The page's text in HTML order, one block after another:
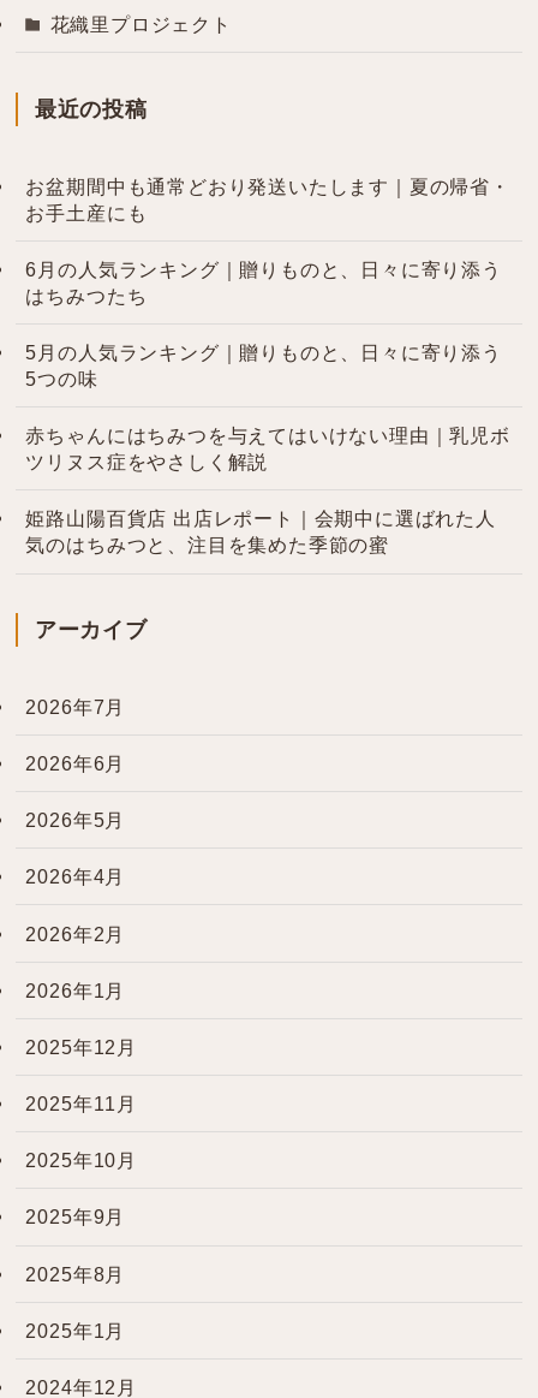
花織里プロジェクト
最近の投稿
お盆期間中も通常どおり発送いたします｜夏の帰省・
お手土産にも
6月の人気ランキング｜贈りものと、日々に寄り添う
はちみつたち
5月の人気ランキング｜贈りものと、日々に寄り添う
5つの味
赤ちゃんにはちみつを与えてはいけない理由｜乳児ボ
ツリヌス症をやさしく解説
姫路山陽百貨店 出店レポート｜会期中に選ばれた人
気のはちみつと、注目を集めた季節の蜜
アーカイブ
2026年7月
2026年6月
2026年5月
2026年4月
2026年2月
2026年1月
2025年12月
2025年11月
2025年10月
2025年9月
2025年8月
2025年1月
2024年12月